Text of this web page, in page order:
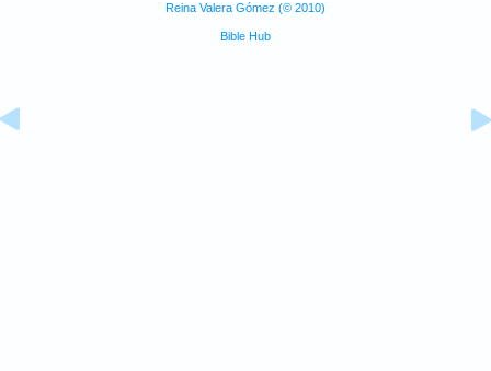
Reina Valera Gómez (© 2010)
Bible Hub